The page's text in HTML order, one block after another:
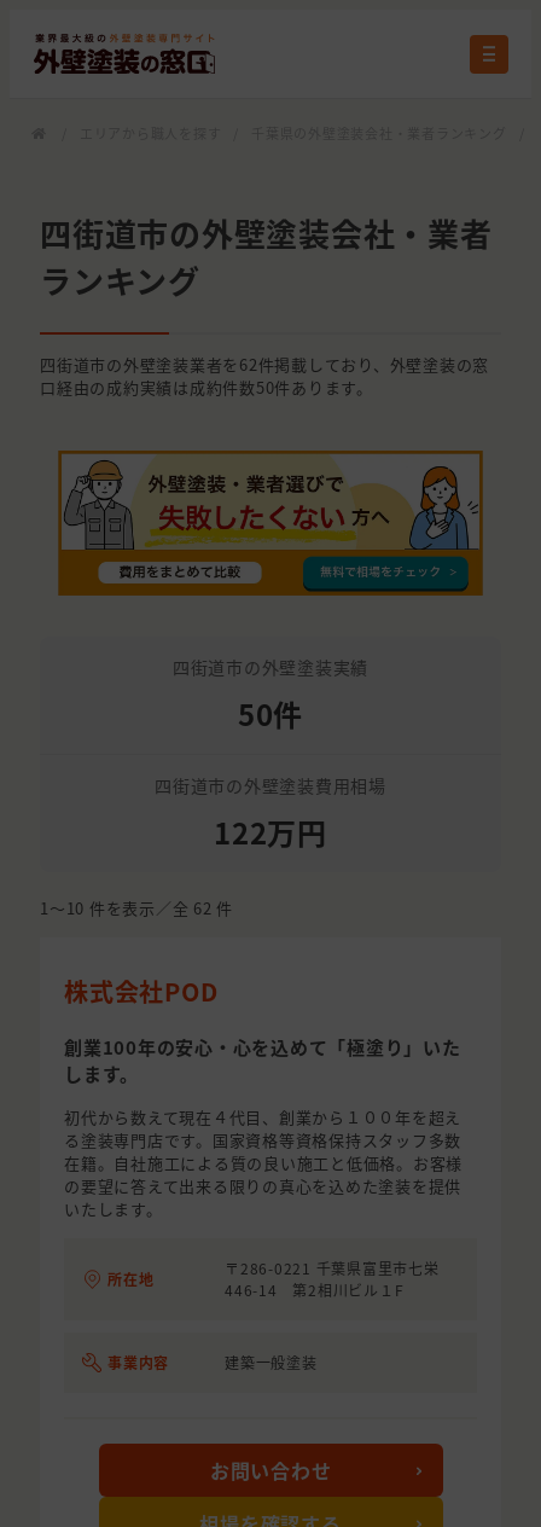
四街道市の外壁塗装会社・業者
ランキング
四街道市の外壁塗装業者を62件掲載しており、外壁塗装の窓
口経由の成約実績は成約件数50件あります。
四街道市の外壁塗装実績
50件
四街道市の外壁塗装費用相場
122万円
1〜10 件を表示／全 62 件
株式会社POD
創業100年の安心・心を込めて「極塗り」いた
します。
初代から数えて現在４代目、創業から１００年を超え
る塗装専門店です。国家資格等資格保持スタッフ多数
在籍。自社施工による質の良い施工と低価格。お客様
の要望に答えて出来る限りの真心を込めた塗装を提供
いたします。
所在地
〒286-0221 千葉県富里市七栄
446-14 第2相川ビル１F
事業内容 建築一般塗装
お問い合わせ